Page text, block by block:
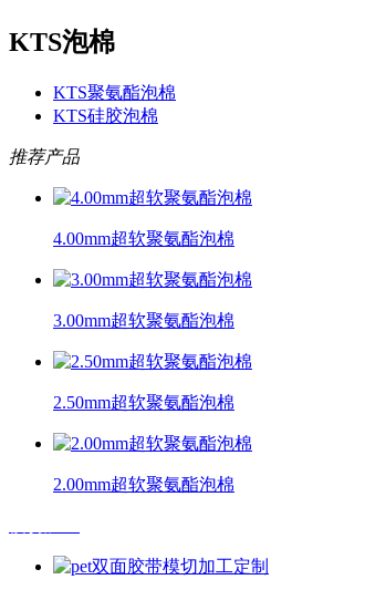
KTS泡棉
KTS聚氨酯泡棉
KTS硅胶泡棉
推荐产品
4.00mm超软聚氨酯泡棉
3.00mm超软聚氨酯泡棉
2.50mm超软聚氨酯泡棉
2.00mm超软聚氨酯泡棉